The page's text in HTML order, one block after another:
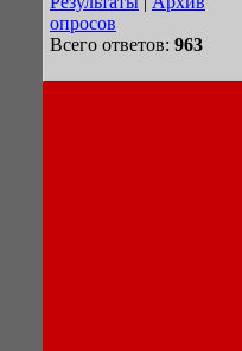
опросов
Всего ответов: 963